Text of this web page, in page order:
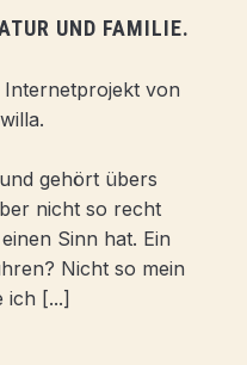
UND FAMILIE.
Internetprojekt von
gehört übers
nicht so recht
Sinn hat. Ein
Nicht so mein
ich [...]